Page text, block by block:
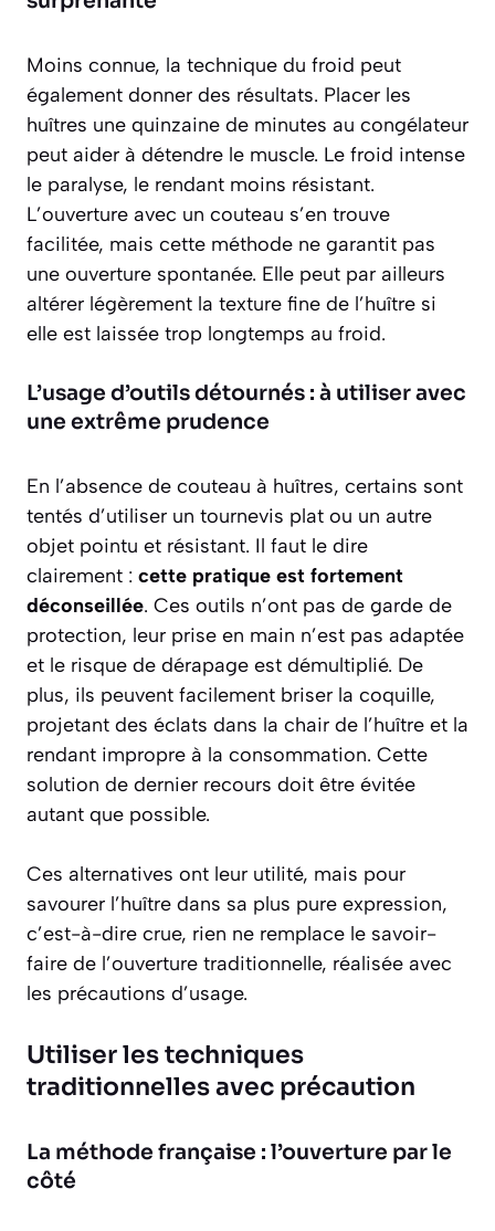
Moins connue, la technique du froid peut
également donner des résultats. Placer les
huîtres une quinzaine de minutes au congélateur
peut aider à détendre le muscle. Le froid intense
le paralyse, le rendant moins résistant.
L’ouverture avec un couteau s’en trouve
facilitée, mais cette méthode ne garantit pas
une ouverture spontanée. Elle peut par ailleurs
altérer légèrement la texture fine de l’huître si
elle est laissée trop longtemps au froid.
L’usage d’outils détournés : à utiliser avec
une extrême prudence
En l’absence de couteau à huîtres, certains sont
tentés d’utiliser un tournevis plat ou un autre
objet pointu et résistant. Il faut le dire
clairement : cette pratique est fortement
déconseillée. Ces outils n’ont pas de garde de
protection, leur prise en main n’est pas adaptée
et le risque de dérapage est démultiplié. De
plus, ils peuvent facilement briser la coquille,
projetant des éclats dans la chair de l’huître et la
rendant impropre à la consommation. Cette
solution de dernier recours doit être évitée
autant que possible.
Ces alternatives ont leur utilité, mais pour
savourer l’huître dans sa plus pure expression,
c’est-à-dire crue, rien ne remplace le savoir-
faire de l’ouverture traditionnelle, réalisée avec
les précautions d’usage.
Utiliser les techniques
traditionnelles avec précaution
La méthode française : l’ouverture par le
côté